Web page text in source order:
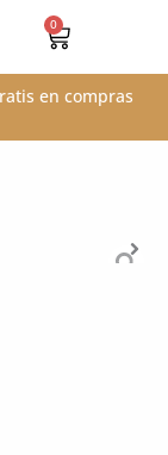
0
Carrito
en compras